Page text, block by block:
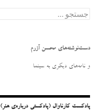
س
و
ر
دست‌نوشته‌های محسن آزرم
و نامه‌‌های دیگری به سینما
پادکست کارناوال (پادکستی درباره‌ی هنر)